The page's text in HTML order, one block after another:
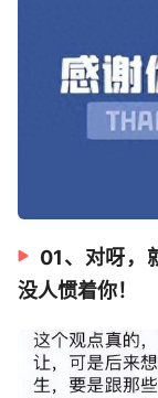
01、对呀，
没人惯着你！